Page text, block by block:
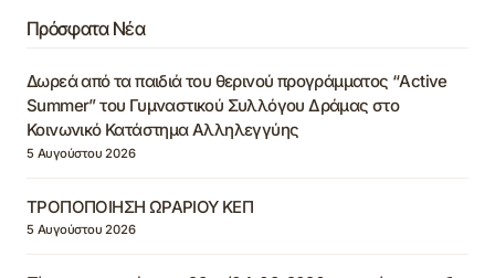
Πρόσφατα Νέα
Δωρεά από τα παιδιά του θερινού προγράμματος “Active
Summer” του Γυμναστικού Συλλόγου Δράμας στο
Κοινωνικό Κατάστημα Αλληλεγγύης
5 Αυγούστου 2026
ΤΡΟΠΟΠΟΙΗΣΗ ΩΡΑΡΙΟΥ ΚΕΠ
5 Αυγούστου 2026